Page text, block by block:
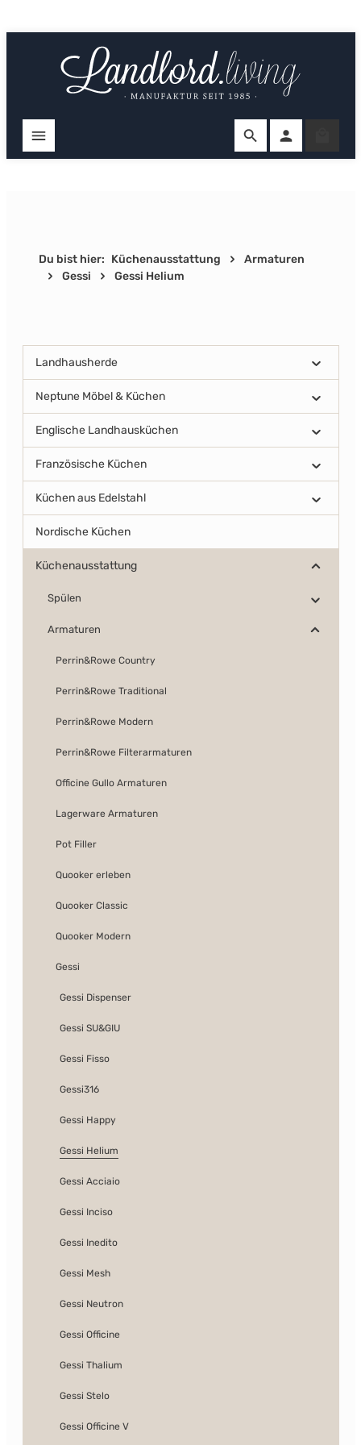
Du bist hier: Küchenausstattung
Armaturen
Gessi
Gessi Helium
Landhausherde
Neptune Möbel & Küchen
Englische Landhausküchen
Französische Küchen
Küchen aus Edelstahl
Nordische Küchen
Küchenausstattung
Spülen
Armaturen
Perrin&Rowe Country
Perrin&Rowe Traditional
Perrin&Rowe Modern
Perrin&Rowe Filterarmaturen
Officine Gullo Armaturen
Lagerware Armaturen
Pot Filler
Quooker erleben
Quooker Classic
Quooker Modern
Gessi
Gessi Dispenser
Gessi SU&GIU
Gessi Fisso
Gessi316
Gessi Happy
Gessi Helium
Gessi Acciaio
Gessi Inciso
Gessi Inedito
Gessi Mesh
Gessi Neutron
Gessi Officine
Gessi Thalium
Gessi Stelo
Gessi Officine V